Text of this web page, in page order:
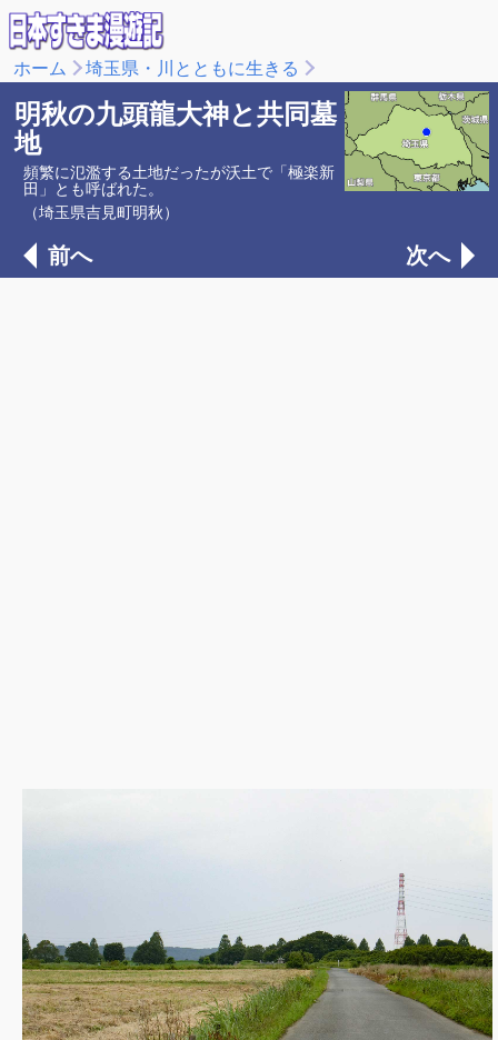
ホーム 埼玉県・川とともに生きる
明秋の九頭龍大神と共同墓
地
頻繁に氾濫する土地だったが沃土で「極楽新
田」とも呼ばれた。
（埼玉県吉見町明秋）
前へ 次へ